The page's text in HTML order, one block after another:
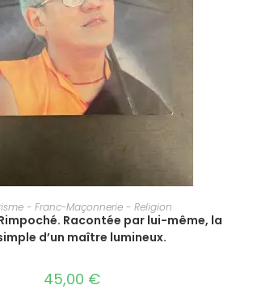
AJOUTER AU PANIER
- Franc-Maçonnerie - Religion
Racontée par lui-même, la
d’un maître lumineux.
45,00 €